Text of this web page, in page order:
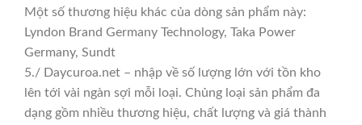
Một số thương hiệu khác của dòng sản phẩm này:
Lyndon Brand Germany Technology, Taka Power
Germany, Sundt
5./ Daycuroa.net – nhập về số lượng lớn với tồn kho
lên tới vài ngàn sợi mỗi loại. Chủng loại sản phẩm đa
dạng gồm nhiều thương hiệu, chất lượng và giá thành